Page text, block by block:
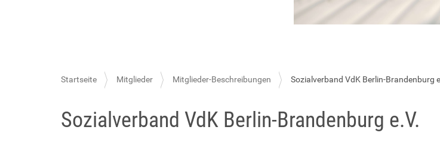
S
e
Startseite Mitglieder Mitglieder-Beschreibungen Sozialverband VdK Berlin-Brandenburg
Sozialverband VdK Berlin-Brandenburg e.V.